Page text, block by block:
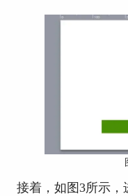
接着，如图3所示